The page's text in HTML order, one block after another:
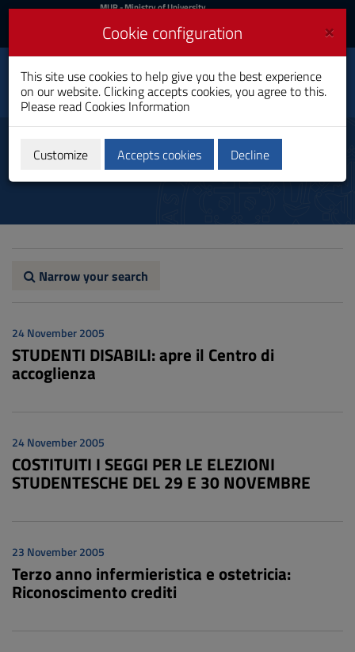
Skip
Content
to
Go
MIUR
Login
MUR- Ministry of University
Login UniCA News
Toggle
navigation
University of
Cagliari
News
Narrow your search
24 November 2005
STUDENTI DISABILI: apre il Centro di
accoglienza
24 November 2005
COSTITUITI I SEGGI PER LE ELEZIONI
STUDENTESCHE DEL 29 E 30 NOVEMBRE
23 November 2005
Terzo anno infermieristica e ostetricia:
Riconoscimento crediti
×
Cookie configuration
This site use cookies to help give you the best experience
on our website. Clicking accepts cookies, you agree to this.
Please read Cookies Information
Customize Accepts cookies Decline